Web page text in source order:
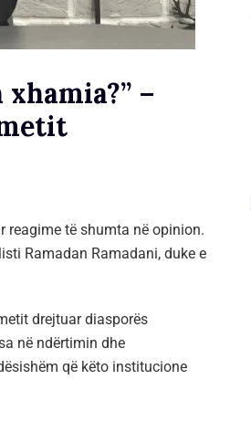
–
reagime të shumta në opinion.
Ramadan Ramadani, duke e
drejtuar diasporës
në ndërtimin dhe
që këto institucione